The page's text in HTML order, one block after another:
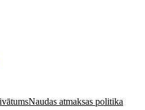
Naudas atmaksas politika